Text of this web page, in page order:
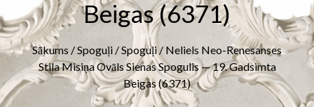
Beigas (6371)
Sākums /Spoguļi /Spoguļi/ Neliels Neo-Renesanses
Stila Misiņa Ovāls Sienas Spogulis — 19. Gadsimta
Beigas (6371)